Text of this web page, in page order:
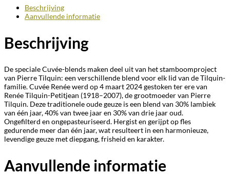
Beschrijving
Aanvullende informatie
Beschrijving
De speciale Cuvée-blends maken deel uit van het stamboomproject
van Pierre Tilquin: een verschillende blend voor elk lid van de Tilquin-
familie.Cuvée Renéewerd op 4 maart 2024 gestoken ter ere van
Renée Tilquin-Petitjean (1918–2007), de grootmoeder van Pierre
Tilquin. Deze traditionele oude geuze is een blend van 30% lambiek
van één jaar,40% van twee jaaren 30% van drie jaar oud.
Ongefilterd en ongepasteuriseerd. Hergist en gerijpt op fles
gedurende meer dan één jaar, wat resulteert in een harmonieuze,
levendige geuze met diepgang, frisheid en karakter.
Aanvullende informatie